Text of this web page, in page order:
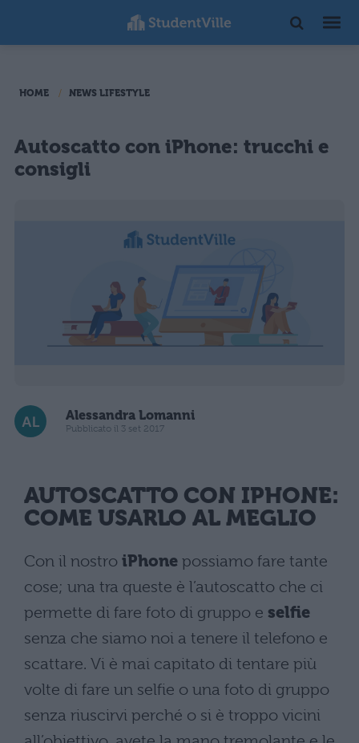
HOME NEWS LIFESTYLE
Autoscatto con iPhone: trucchi e
consigli
Alessandra Lomanni
Pubblicato il 3 set 2017
AUTOSCATTO CON IPHONE:
COME USARLO AL MEGLIO
Con il nostro iPhone possiamo fare tante
cose; una tra queste è l’autoscatto che ci
permette di fare foto di gruppo e selfie
senza che siamo noi a tenere il telefono e
scattare. Vi è mai capitato di tentare più
volte di fare un selfie o una foto di gruppo
senza riuscirvi perché o si è troppo vicini